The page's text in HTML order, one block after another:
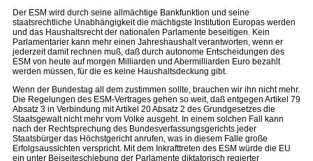
Der ESM wird durch seine allmächtige Bankfunktion und seine
staatsrechtliche Unabhängigkeit die mächtigste Institution Europas werden
und das Haushaltsrecht der nationalen Parlamente beseitigen. Kein
Parlamentarier kann mehr einen Jahreshaushalt verantworten, wenn er
jederzeit damit rechnen muß, daß durch autonome Entscheidungen des
ESM von heute auf morgen Milliarden und Abermilliarden Euro bezahlt
werden müssen, für die es keine Haushaltsdeckung gibt.
Wenn der Bundestag all dem zustimmen sollte, brauchen wir ihn nicht mehr.
Die Regelungen des ESM-Vertrages gehen so weit, daß entgegen Artikel 79
Absatz 3 in Verbindung mit Artikel 20 Absatz 2 des Grundgesetzes die
Staatsgewalt nicht mehr vom Volke ausgeht. In einem solchen Fall kann
nach der Rechtsprechung des Bundesverfassungsgerichts jeder
Staatsbürger das Höchstgericht anrufen, was in diesem Falle große
Erfolgsaussichten verspricht. Mit dem Inkrafttreten des ESM würde die EU
ein unter Beiseiteschiebung der Parlamente diktatorisch regierter